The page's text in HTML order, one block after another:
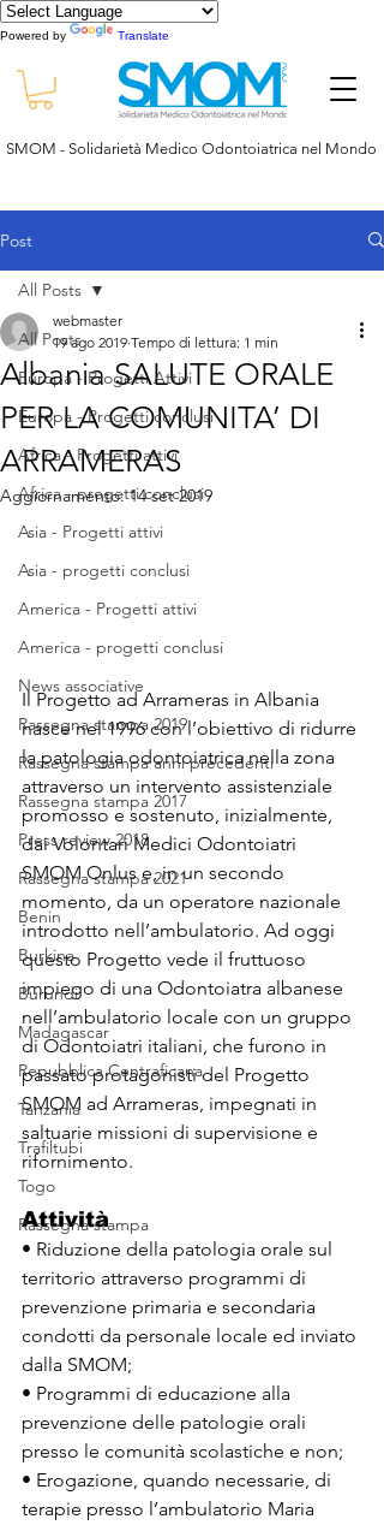
Powered by Translate
SMOM - Solidarietà Medico Odontoiatrica nel Mondo
Post
All Posts
Europa - Progetti Attivi
Europa - Progetti conclusi
Africa - Progetti attivi
Africa - progetti conclusi
Asia - Progetti attivi
Asia - progetti conclusi
America - Progetti attivi
America - progetti conclusi
News associative
Rassegna stampa 2019
Rassegna stampa anni precedenti
Rassegna stampa 2017
Press review 2018
Rassegna stampa 2021
Benin
Burkina
Burundi
Madagascar
Repubblica Centraficana
Tanzania
Trafiltubi
Togo
Rassegna stampa
All Posts
Albania SALUTE ORALE
PER LA COMUNITA’ DI
ARRAMERAS
webmaster
19 ago 2019 Tempo di lettura: 1 min
Aggiornamento:14 set 2019
Il Progetto ad Arrameras in Albania
nasce nel 1996 con l’obiettivo di ridurre
la patologia odontoiatrica nella zona
attraverso un intervento assistenziale
promosso e sostenuto, inizialmente,
dai Volontari Medici Odontoiatri
SMOM Onlus e, in un secondo
momento, da un operatore nazionale
introdotto nell’ambulatorio. Ad oggi
questo Progetto vede il fruttuoso
impiego di una Odontoiatra albanese
nell’ambulatorio locale con un gruppo
di Odontoiatri italiani, che furono in
passato protagonisti del Progetto
SMOM ad Arrameras, impegnati in
saltuarie missioni di supervisione e
rifornimento.
Attività
• Riduzione della patologia orale sul
territorio attraverso programmi di
prevenzione primaria e secondaria
condotti da personale locale ed inviato
dalla SMOM;
• Programmi di educazione alla
prevenzione delle patologie orali
presso le comunità scolastiche e non;
• Erogazione, quando necessarie, di
terapie presso l’ambulatorio Maria